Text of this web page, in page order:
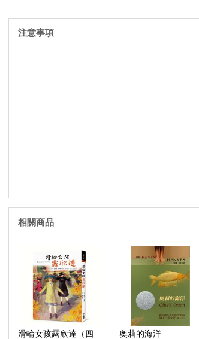
注意事項
相關商品
滑輪女孩露欣達（四
奧莉的海洋